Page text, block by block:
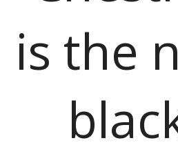
is the